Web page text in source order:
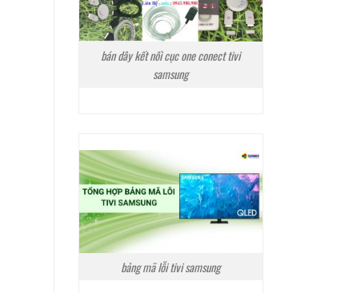
bán dây kết nối cục one conect tivi
samsung
bảng mã lỗi tivi samsung